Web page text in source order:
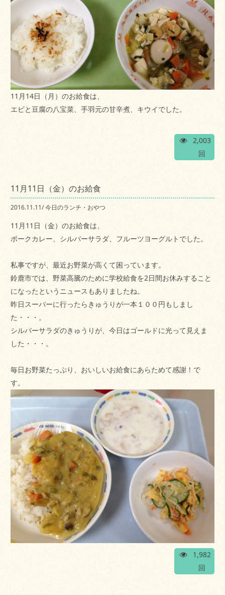
11月14日（月）のお給食は、
エビと豆腐の八宝菜、手羽元の甘辛煮、キウイでした。
2,003
回
11月11日（金）のお給食
2016.11.11/今日のランチ・おやつ
11月11日（金）のお給食は、
ポークカレー、シルバーサラダ、フルーツヨーグルトでした。
私事ですが、最近お野菜が高くて困っています。
鈴鹿市では、野菜高騰のために学校給食を2日間お休みすること
になったというニュースもありましたね。
昨日スーパーに行ったらきゅうりが一本１００円もしまし
た・・・。
シルバーサラダのきゅうりが、今日はゴールドに光って見えま
した・・・。
毎日お野菜たっぷり、おいしいお給食にあらためて感謝！で
す。
1,982
回